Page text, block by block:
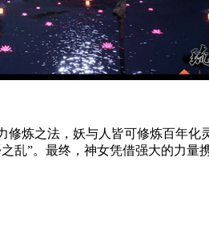
修炼之法，妖与人皆可修炼百年
乱”。最终，神女凭借强大的力